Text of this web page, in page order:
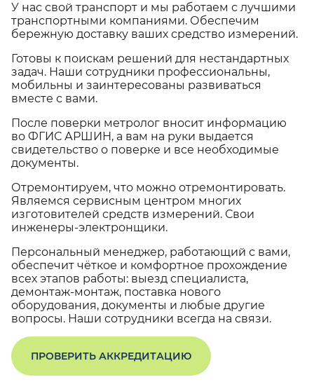
У нас свой транспорт и мы работаем с лучшими
транспортными компаниями. Обеспечим
бережную доставку ваших средство измерений.
Готовы к поискам решений для нестандартных
задач. Наши сотрудники профессиональны,
мобильны и заинтересованы развиваться
вместе с вами.
После поверки метролог вносит информацию
во ФГИС АРШИН, а вам на руки выдается
свидетельство о поверке и все необходимые
документы.
Отремонтируем, что можно отремонтировать.
Являемся сервисным центром многих
изготовителей средств измерений. Свои
инженеры-электронщики.
Персональный менеджер, работающий с вами,
обеспечит чёткое и комфортное прохождение
всех этапов работы: выезд специалиста,
демонтаж-монтаж, поставка нового
оборудования, документы и любые другие
вопросы. Наши сотрудники всегда на связи.
ПРОВЕРИТЬ АККРЕДИТАЦИЮ